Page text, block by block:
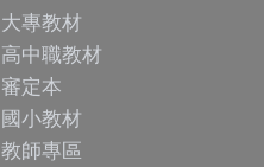
大專教材
高中職教材
審定本
國小教材
教師專區